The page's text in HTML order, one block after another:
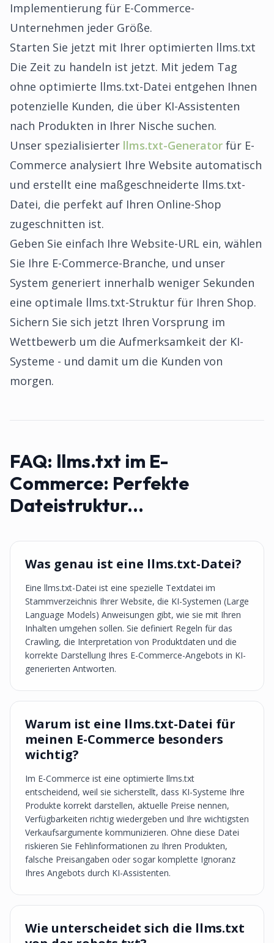
Implementierung für E-Commerce-
Unternehmen jeder Größe.
Starten Sie jetzt mit Ihrer optimierten llms.txt
Die Zeit zu handeln ist jetzt. Mit jedem Tag
ohne optimierte llms.txt-Datei entgehen Ihnen
potenzielle Kunden, die über KI-Assistenten
nach Produkten in Ihrer Nische suchen.
Unser spezialisierter llms.txt-Generator für E-
Commerce analysiert Ihre Website automatisch
und erstellt eine maßgeschneiderte llms.txt-
Datei, die perfekt auf Ihren Online-Shop
zugeschnitten ist.
Geben Sie einfach Ihre Website-URL ein, wählen
Sie Ihre E-Commerce-Branche, und unser
System generiert innerhalb weniger Sekunden
eine optimale llms.txt-Struktur für Ihren Shop.
Sichern Sie sich jetzt Ihren Vorsprung im
Wettbewerb um die Aufmerksamkeit der KI-
Systeme - und damit um die Kunden von
morgen.
FAQ: llms.txt im E-
Commerce: Perfekte
Dateistruktur...
Was genau ist eine llms.txt-Datei?
Eine llms.txt-Datei ist eine spezielle Textdatei im
Stammverzeichnis Ihrer Website, die KI-Systemen (Large
Language Models) Anweisungen gibt, wie sie mit Ihren
Inhalten umgehen sollen. Sie definiert Regeln für das
Crawling, die Interpretation von Produktdaten und die
korrekte Darstellung Ihres E-Commerce-Angebots in KI-
generierten Antworten.
Warum ist eine llms.txt-Datei für
meinen E-Commerce besonders
wichtig?
Im E-Commerce ist eine optimierte llms.txt
entscheidend, weil sie sicherstellt, dass KI-Systeme Ihre
Produkte korrekt darstellen, aktuelle Preise nennen,
Verfügbarkeiten richtig wiedergeben und Ihre wichtigsten
Verkaufsargumente kommunizieren. Ohne diese Datei
riskieren Sie Fehlinformationen zu Ihren Produkten,
falsche Preisangaben oder sogar komplette Ignoranz
Ihres Angebots durch KI-Assistenten.
Wie unterscheidet sich die llms.txt